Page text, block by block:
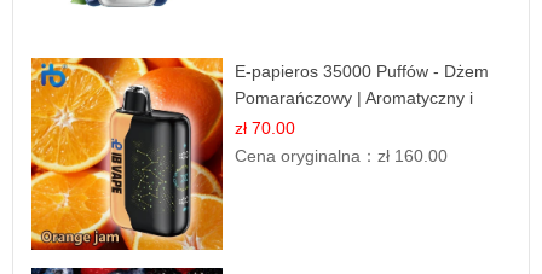
E-papieros 35000 Puffów - Dżem
Pomarańczowy | Aromatyczny i
Długotrwały
zł 70.00
Cena oryginalna：zł 160.00